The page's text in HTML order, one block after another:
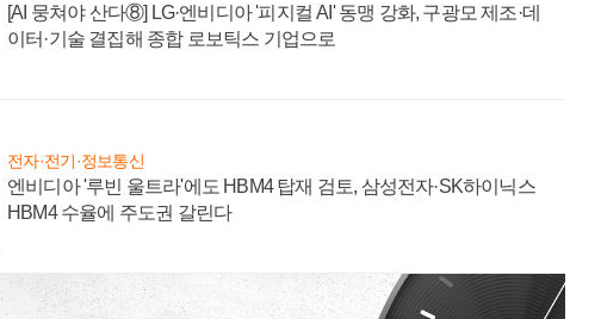
[AI 뭉쳐야 산다⑧] LG·엔비디아 '피지컬 AI' 동맹 강화, 구광모 제조·데
이터·기술 결집해 종합 로보틱스 기업으로
전자·전기·정보통신
엔비디아 '루빈 울트라'에도 HBM4 탑재 검토, 삼성전자·SK하이닉스
HBM4 수율에 주도권 갈린다